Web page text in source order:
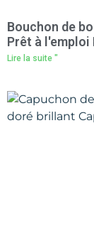
Bouchon de
Prêt à
Lire la suite "